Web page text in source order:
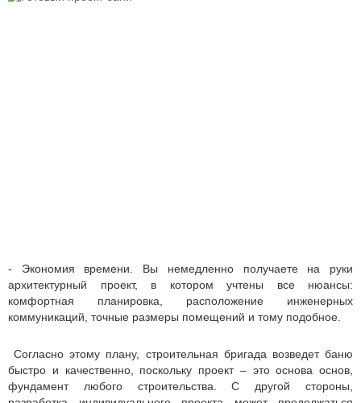
- Экономия времени. Вы немедленно получаете на руки
архитектурный проект, в котором учтены все нюансы:
комфортная планировка, расположение инженерных
коммуникаций, точные размеры помещений и тому подобное.
Согласно этому плану, строительная бригада возведет баню
быстро и качественно, поскольку проект – это основа основ,
фундамент любого строительства. С другой стороны,